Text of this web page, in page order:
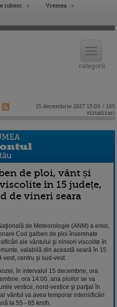
iubesc
Vremea
15 decembrie 2017 13:09 / 105
vizualizari
de ploi, vânt și
în 15 județe,
de vineri seara
de Meteorologie (ANM) a emis,
Cod galben de ploi însemnate
ale vântului şi ninsori viscolite în
valabilă din această seară în 15
vest, centru şi sud-vest.
în intervalul 15 decembrie, ora
ora 14:00, aria ploilor se va
vestice, nord-vestice şi parţial în
vântul va avea temporar intensificări
la 55 - 65 km/h.